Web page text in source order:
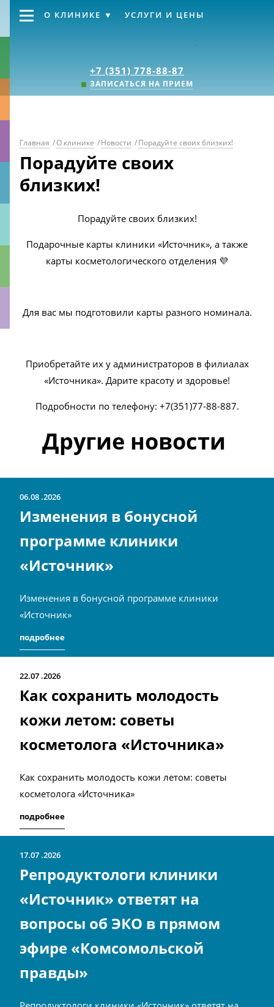
+7 (351) 778-88-87
ЗАПИСАТЬСЯ НА ПРИЕМ
О КЛИНИКЕ УСЛУГИ И ЦЕНЫ
Главная /О клинике /Новости /Порадуйте своих близких!
Порадуйте своих
близких!
Порадуйте своих близких!
Подарочные карты клиники «Источник», а также
карты косметологического отделения 💜
Для вас мы подготовили карты разного номинала.
Приобретайте их у администраторов в филиалах
«Источника». Дарите красоту и здоровье!
Подробности по телефону: +7(351)77-88-887.
Другие новости
06.08 2026
Изменения в бонусной
программе клиники
«Источник»
Изменения в бонусной программе клиники
«Источник»
подробнее
22.07 2026
Как сохранить молодость
кожи летом: советы
косметолога «Источника»
Как сохранить молодость кожи летом: советы
косметолога «Источника»
подробнее
17.07 2026
Репродуктологи клиники
«Источник» ответят на
вопросы об ЭКО в прямом
эфире «Комсомольской
правды»